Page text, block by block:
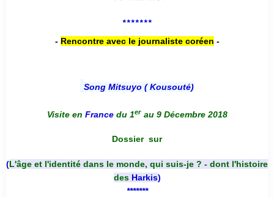
*******
- Rencontre avec le journaliste coréen -
Song Mitsuyo ( Kousouté)
Visite en France du 1er au 9 Décembre 2018
Dossier sur
(L'âge et l'identité dans le monde, qui suis-je ? - dont l'histoire
des Harkis)
*******